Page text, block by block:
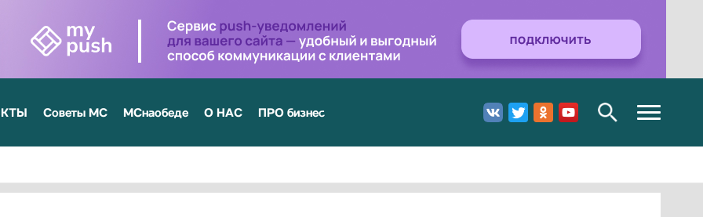
Советы МС МСнаобеде О НАС ПРО бизнес
Toggle
navigation